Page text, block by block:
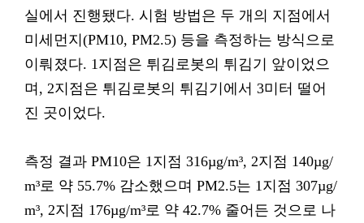
실에서 진행됐다. 시험 방법은 두 개의 지점에서
미세먼지(PM10, PM2.5) 등을 측정하는 방식으로
이뤄졌다. 1지점은 튀김로봇의 튀김기 앞이었으
며, 2지점은 튀김로봇의 튀김기에서 3미터 떨어
진 곳이었다.
측정 결과 PM10은 1지점 316µg/m³, 2지점 140µg/
m³로 약 55.7% 감소했으며 PM2.5는 1지점 307µg/
m³, 2지점 176µg/m³로 약 42.7% 줄어든 것으로 나